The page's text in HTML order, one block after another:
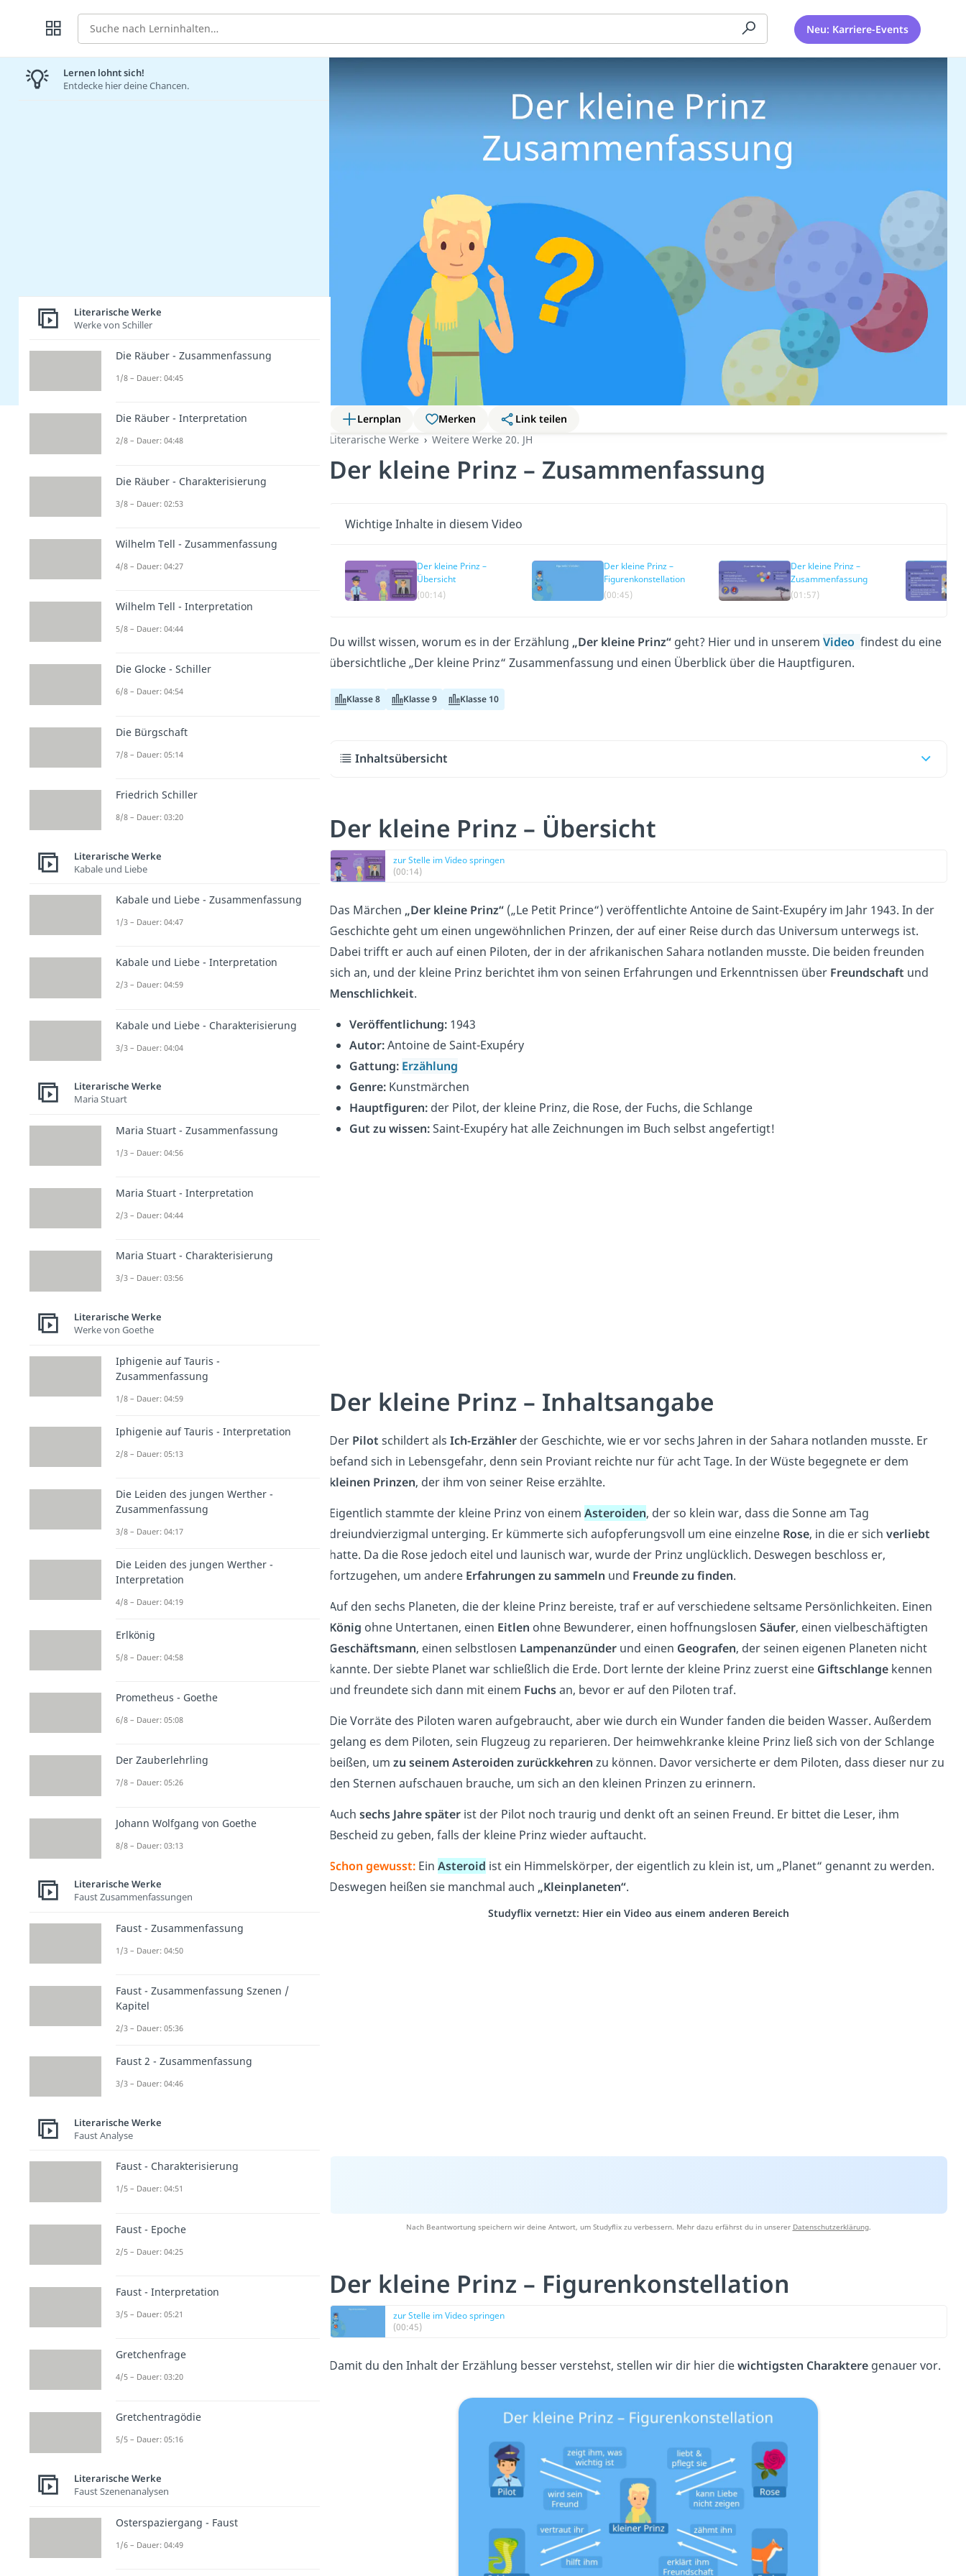
Suche Neu: Karriere-Events
Lernplan Merken
Link teilen
Literarische Werke
Weitere Werke 20. JH
Der kleine Prinz – Zusammenfassung
Wichtige Inhalte in diesem Video
Der kleine Prinz –
Übersicht
(00:14)
Der kleine Prinz –
Figurenkonstellation
(00:45)
Der kleine Prinz –
Zusammenfassung
(01:57)
Du willst wissen, worum es in der Erzählung „Der kleine Prinz“ geht? Hier und in unserem Video findest du eine
übersichtliche „Der kleine Prinz“ Zusammenfassung und einen Überblick über die Hauptfiguren.
Klasse 8 Klasse 9 Klasse 10
Inhaltsübersicht
Der kleine Prinz – Übersicht
zur Stelle im Video springen
(00:14)
Das Märchen „Der kleine Prinz“ („Le Petit Prince“) veröffentlichte Antoine de Saint-Exupéry im Jahr 1943. In der
Geschichte geht um einen ungewöhnlichen Prinzen, der auf einer Reise durch das Universum unterwegs ist.
Dabei trifft er auch auf einen Piloten, der in der afrikanischen Sahara notlanden musste. Die beiden freunden
sich an, und der kleine Prinz berichtet ihm von seinen Erfahrungen und Erkenntnissen über Freundschaft und
Menschlichkeit.
Veröffentlichung: 1943
Autor:Antoine de Saint-Exupéry
Gattung: Erzählung
Genre: Kunstmärchen
Hauptfiguren: der Pilot, der kleine Prinz, die Rose, der Fuchs, die Schlange
Gut zu wissen:Saint-Exupéry hat alle Zeichnungen im Buch selbst angefertigt!
Der kleine Prinz – Inhaltsangabe
Der Pilot schildert als Ich-Erzähler der Geschichte, wie er vor sechs Jahren in der Sahara notlanden musste. Er
befand sich in Lebensgefahr, denn sein Proviant reichte nur für acht Tage. In der Wüste begegnete er dem
kleinen Prinzen, der ihm von seiner Reise erzählte.
Eigentlich stammte der kleine Prinz von einem Asteroiden, der so klein war, dass die Sonne am Tag
dreiundvierzigmal unterging. Er kümmerte sich aufopferungsvoll um eine einzelne Rose, in die er sich verliebt
hatte. Da die Rose jedoch eitel und launisch war, wurde der Prinz unglücklich. Deswegen beschloss er,
fortzugehen, um andere Erfahrungen zu sammeln und Freunde zu finden.
Auf den sechs Planeten, die der kleine Prinz bereiste, traf er auf verschiedene seltsame Persönlichkeiten. Einen
König ohne Untertanen, einen Eitlen ohne Bewunderer, einen hoffnungslosen Säufer, einen vielbeschäftigten
Geschäftsmann, einen selbstlosen Lampenanzünder und einen Geografen, der seinen eigenen Planeten nicht
kannte. Der siebte Planet war schließlich die Erde. Dort lernte der kleine Prinz zuerst eine Giftschlange kennen
und freundete sich dann mit einem Fuchsan, bevor er auf den Piloten traf.
Die Vorräte des Piloten waren aufgebraucht, aber wie durch ein Wunder fanden die beiden Wasser. Außerdem
gelang es dem Piloten, sein Flugzeug zu reparieren. Der heimwehkranke kleine Prinz ließ sich von der Schlange
beißen, um zu seinem Asteroiden zurückkehren zu können. Davor versicherte er dem Piloten, dass dieser nur zu
den Sternen aufschauen brauche, um sich an den kleinen Prinzen zu erinnern.
Auch sechs Jahre später ist der Pilot noch traurig und denkt oft an seinen Freund. Er bittet die Leser, ihm
Bescheid zu geben, falls der kleine Prinz wieder auftaucht.
Schon gewusst: Ein Asteroid ist ein Himmelskörper, der eigentlich zu klein ist, um „Planet“ genannt zu werden.
Deswegen heißen sie manchmal auch „Kleinplaneten“.
Studyflix vernetzt: Hier ein Video aus einem anderen Bereich
Nach Beantwortung speichern wir deine Antwort, um Studyflix zu verbessern. Mehr dazu erfährst du in unserer Datenschutzerklärung.
Der kleine Prinz – Figurenkonstellation
zur Stelle im Video springen
(00:45)
Damit du den Inhalt der Erzählung besser verstehst, stellen wir dir hier diewichtigsten Charaktere genauer vor.
Lernen lohnt sich!
Entdecke hier deine Chancen.
Literarische Werke
Werke von Schiller
Die Räuber - Zusammenfassung
1/8 – Dauer: 04:45
Die Räuber - Interpretation
2/8 – Dauer: 04:48
Die Räuber - Charakterisierung
3/8 – Dauer: 02:53
Wilhelm Tell - Zusammenfassung
4/8 – Dauer: 04:27
Wilhelm Tell - Interpretation
5/8 – Dauer: 04:44
Die Glocke - Schiller
6/8 – Dauer: 04:54
Die Bürgschaft
7/8 – Dauer: 05:14
Friedrich Schiller
8/8 – Dauer: 03:20
Literarische Werke
Kabale und Liebe
Kabale und Liebe - Zusammenfassung
1/3 – Dauer: 04:47
Kabale und Liebe - Interpretation
2/3 – Dauer: 04:59
Kabale und Liebe - Charakterisierung
3/3 – Dauer: 04:04
Literarische Werke
Maria Stuart
Maria Stuart - Zusammenfassung
1/3 – Dauer: 04:56
Maria Stuart - Interpretation
2/3 – Dauer: 04:44
Maria Stuart - Charakterisierung
3/3 – Dauer: 03:56
Literarische Werke
Werke von Goethe
Iphigenie auf Tauris -
Zusammenfassung
1/8 – Dauer: 04:59
Iphigenie auf Tauris - Interpretation
2/8 – Dauer: 05:13
Die Leiden des jungen Werther -
Zusammenfassung
3/8 – Dauer: 04:17
Die Leiden des jungen Werther -
Interpretation
4/8 – Dauer: 04:19
Erlkönig
5/8 – Dauer: 04:58
Prometheus - Goethe
6/8 – Dauer: 05:08
Der Zauberlehrling
7/8 – Dauer: 05:26
Johann Wolfgang von Goethe
8/8 – Dauer: 03:13
Literarische Werke
Faust Zusammenfassungen
Faust - Zusammenfassung
1/3 – Dauer: 04:50
Faust - Zusammenfassung Szenen /
Kapitel
2/3 – Dauer: 05:36
Faust 2 - Zusammenfassung
3/3 – Dauer: 04:46
Literarische Werke
Faust Analyse
Faust - Charakterisierung
1/5 – Dauer: 04:51
Faust - Epoche
2/5 – Dauer: 04:25
Faust - Interpretation
3/5 – Dauer: 05:21
Gretchenfrage
4/5 – Dauer: 03:20
Gretchentragödie
5/5 – Dauer: 05:16
Literarische Werke
Faust Szenenanalysen
Osterspaziergang - Faust
1/6 – Dauer: 04:49